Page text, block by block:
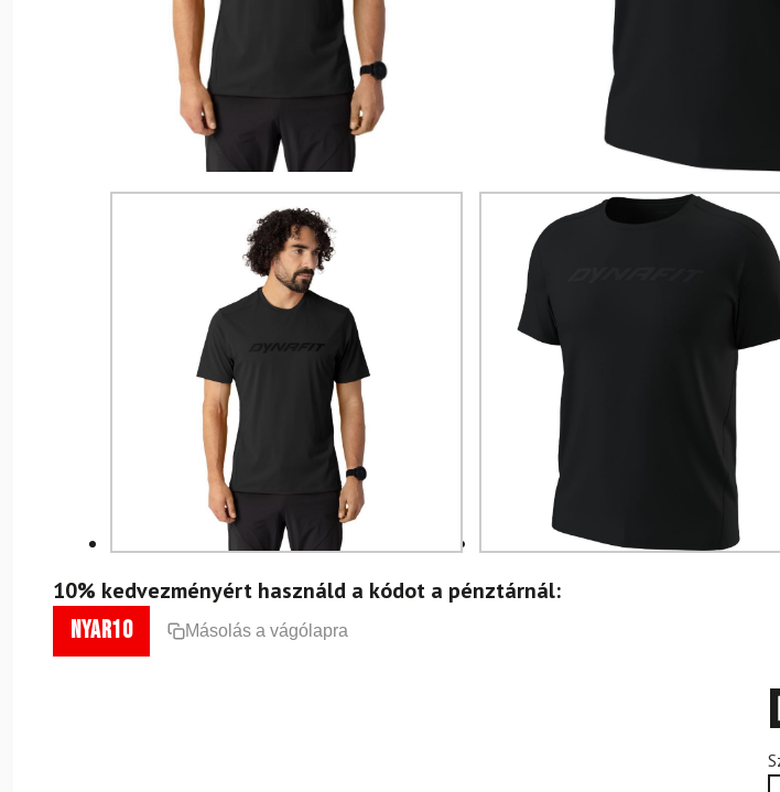
10% kedvezményért használd a kódot a pénztárnál:
nyar10 Másolás a vágólapra